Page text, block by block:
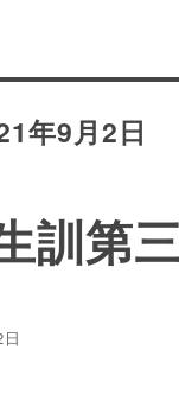
年9月2日
訓第